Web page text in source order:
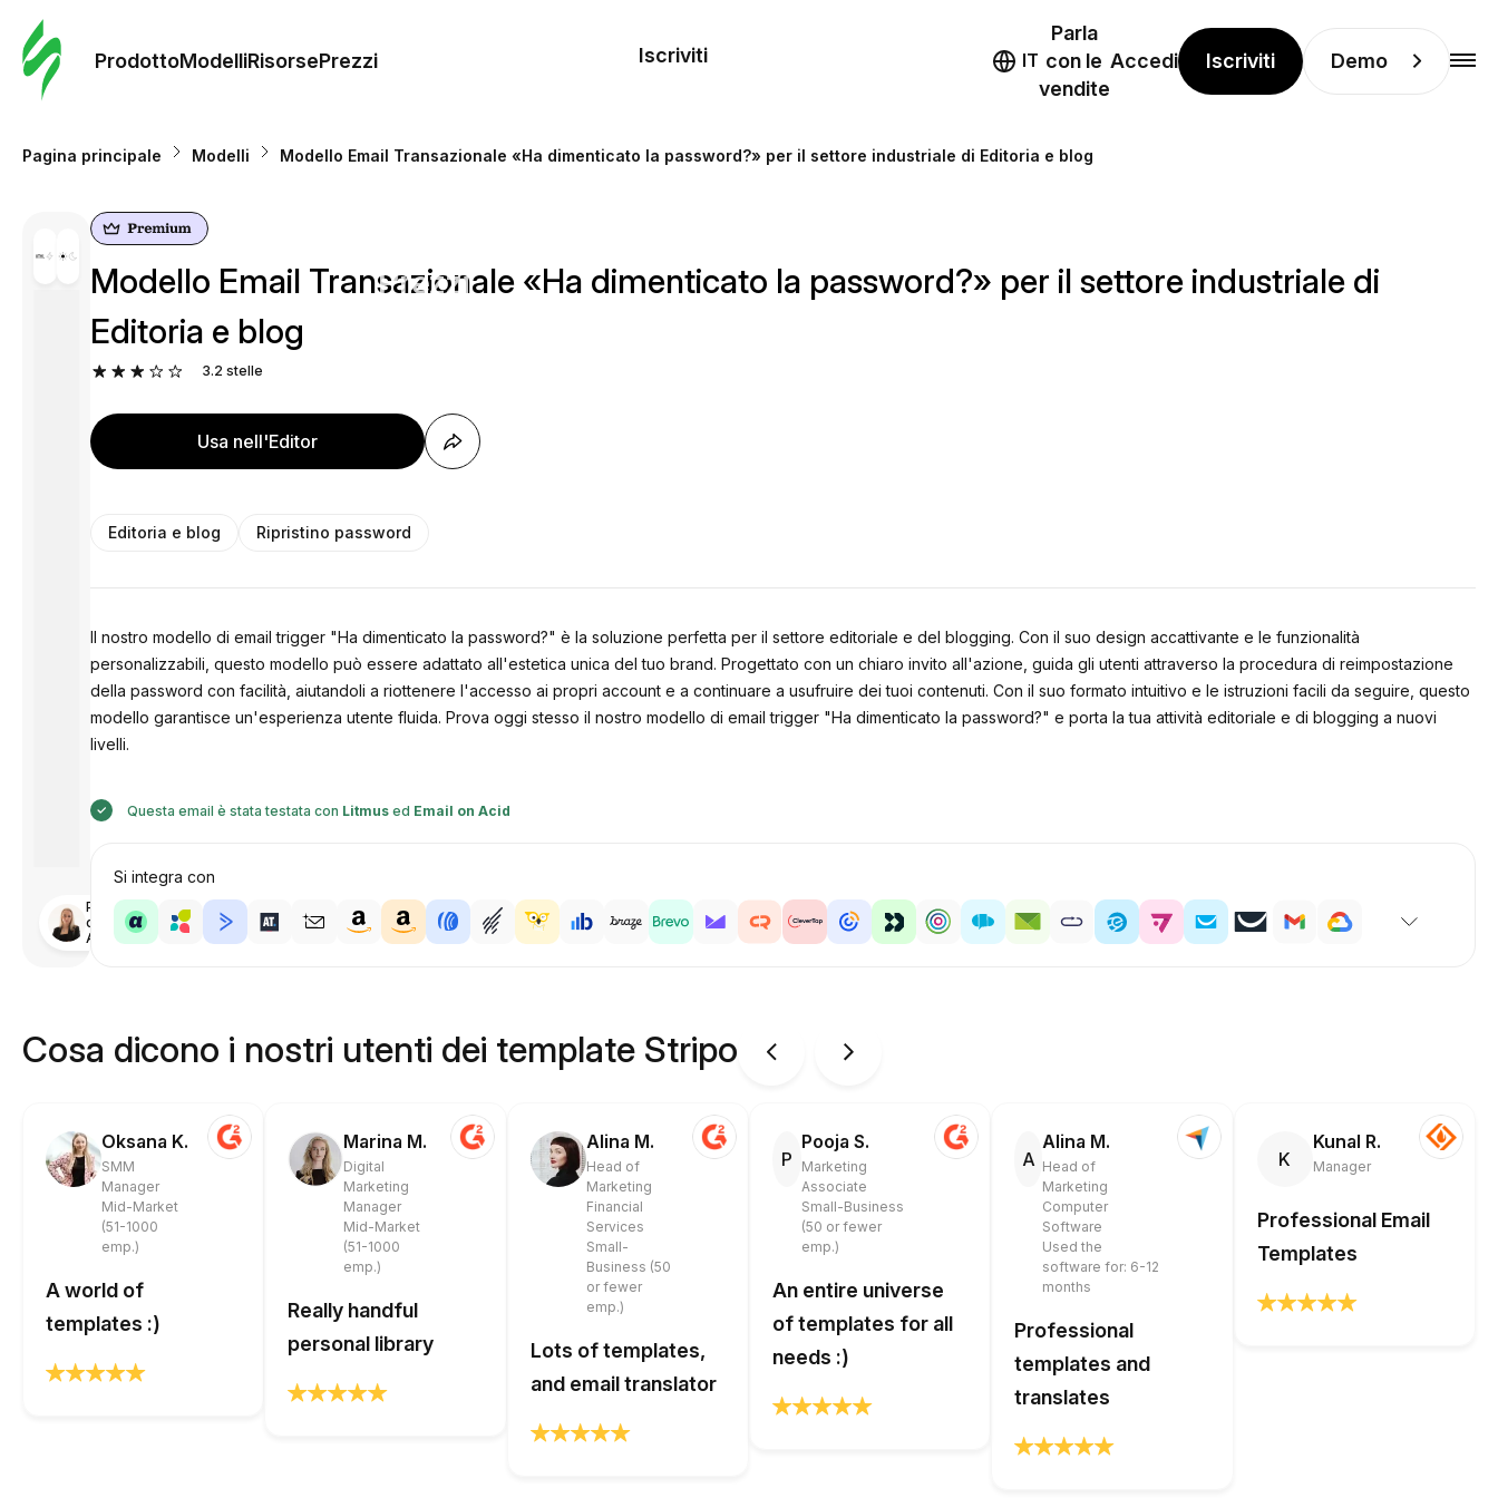
ProdottoModelliRisorsePrezzi
Prezzi
Iscriviti IT
Parla
con le
vendite
Accedi Iscriviti Demo
Pagina principale Modelli Modello Email Transazionale «Ha dimenticato la password?» per il settore industriale di Editoria e blog
Progettato
da
Anastasiia
Modello Email Transazionale «Ha dimenticato la password?» per il settore industriale di
Editoria e blog
3.2 stelle
Usa nell'Editor
Editoria e blog Ripristino password
Il nostro modello di email trigger "Ha dimenticato la password?" è la soluzione perfetta per il settore editoriale e del blogging. Con il suo design accattivante e le funzionalità
personalizzabili, questo modello può essere adattato all'estetica unica del tuo brand. Progettato con un chiaro invito all'azione, guida gli utenti attraverso la procedura di reimpostazione
della password con facilità, aiutandoli a riottenere l'accesso ai propri account e a continuare a usufruire dei tuoi contenuti. Con il suo formato intuitivo e le istruzioni facili da seguire, questo
modello garantisce un'esperienza utente fluida. Prova oggi stesso il nostro modello di email trigger "Ha dimenticato la password?" e porta la tua attività editoriale e di blogging a nuovi
livelli.
Questa email è stata testata con Litmus ed Email on Acid
Si integra con
Cosa dicono i nostri utenti dei template Stripo
Oksana K.
SMM
Manager
Mid-Market
(51-1000
emp.)
A world of
templates :)
Marina M.
Digital
Marketing
Manager
Mid-Market
(51-1000
emp.)
Really handful
personal library
Alina M.
Head of
Marketing
Financial
Services
Small-
Business (50
or fewer
emp.)
Lots of templates,
and email translator
P
Pooja S.
Marketing
Associate
Small-Business
(50 or fewer
emp.)
An entire universe
of templates for all
needs :)
A
Alina M.
Head of
Marketing
Computer
Software
Used the
software for: 6-12
months
Professional
templates and
translates
K
Kunal R.
Manager
Professional Email
Templates